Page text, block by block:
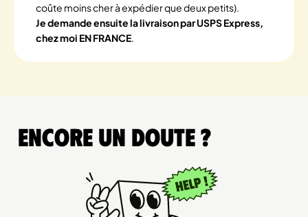
coûte moins cher à expédier que deux petits).
Je demande ensuite la livraison par USPS Express,
chez moi EN FRANCE.
Encore un doute ?